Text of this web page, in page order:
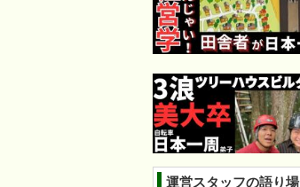
運営スタッフの語り場